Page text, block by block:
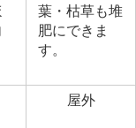
葉・枯草も堆
肥にできま
す。
屋外